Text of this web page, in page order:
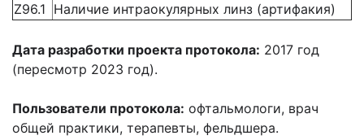
Z96.1 Наличие интраокулярных линз (артифакия)
Дата разработки проекта протокола: 2017 год
(пересмотр 2023 год).
Пользователи протокола: офтальмологи, врач
общей практики, терапевты, фельдшера.